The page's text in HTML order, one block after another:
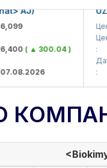
AJ)
( ▲ 300.04 )
Цена
Цена
Дата